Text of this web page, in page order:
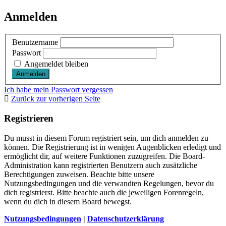
Anmelden
Benutzername
Passwort
Angemeldet bleiben
Ich habe mein Passwort vergessen
Zurück zur vorherigen Seite
Registrieren
Du musst in diesem Forum registriert sein, um dich anmelden zu
können. Die Registrierung ist in wenigen Augenblicken erledigt und
ermöglicht dir, auf weitere Funktionen zuzugreifen. Die Board-
Administration kann registrierten Benutzern auch zusätzliche
Berechtigungen zuweisen. Beachte bitte unsere
Nutzungsbedingungen und die verwandten Regelungen, bevor du
dich registrierst. Bitte beachte auch die jeweiligen Forenregeln,
wenn du dich in diesem Board bewegst.
Nutzungsbedingungen | Datenschutzerklärung